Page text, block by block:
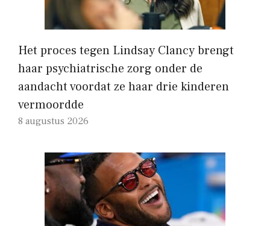
Het proces tegen Lindsay Clancy brengt
haar psychiatrische zorg onder de
aandacht voordat ze haar drie kinderen
vermoordde
8 augustus 2026